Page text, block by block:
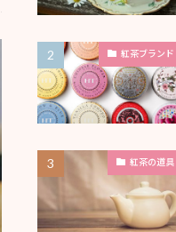
紅茶ブランド
紅茶の道具